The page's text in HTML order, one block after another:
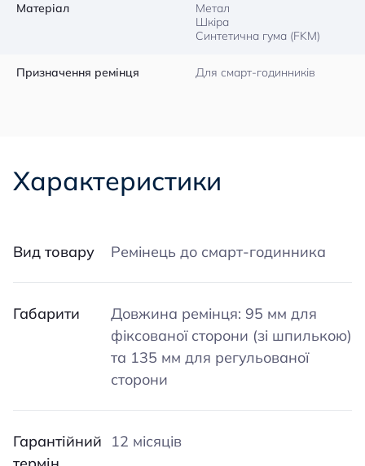
Матеріал
Метал
Шкіра
Синтетична гума (FKM)
Призначення ремінця Для смарт-годинників
Характеристики
Вид товару Ремінець до смарт-годинника
Габарити
Довжина ремінця: 95 мм для
фіксованої сторони (зі шпилькою)
та 135 мм для регульованої
сторони
Гарантійний
12 місяців